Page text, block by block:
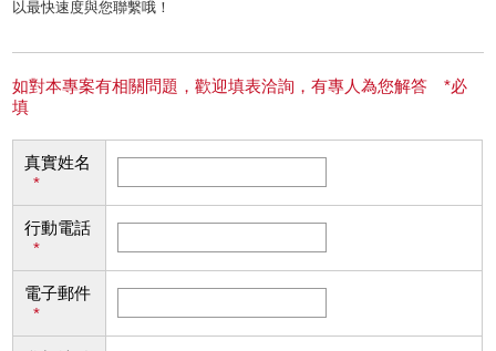
以最快速度與您聯繫哦！
如對本專案有相關問題，歡迎填表洽詢，有專人為您解答 *必
填
真實姓名
*
行動電話
*
電子郵件
*